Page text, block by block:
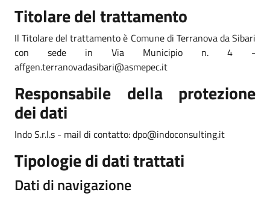
Titolare del trattamento
Il Titolare del trattamento è Comune di Terranova da Sibari
con sede in Via Municipio n. 4 -
affgen.terranovadasibari@asmepec.it
Responsabile della protezione
dei dati
Indo S.r.l.s - mail di contatto: dpo@indoconsulting.it
Tipologie di dati trattati
Dati di navigazione